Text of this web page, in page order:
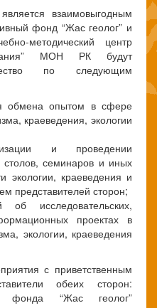
взаимовыгодным
фонд “Жас геолог” и
методический центр
МОН РК будут
по следующим
обмена опытом в сфере
краеведения, экологии
и проведении
столов, семинаров и иных
экологии, краеведения и
представителей сторон;
исследовательских,
проектах в
экологии, краеведения
с приветственным
обеих сторон:
фонда “Жас геолог”